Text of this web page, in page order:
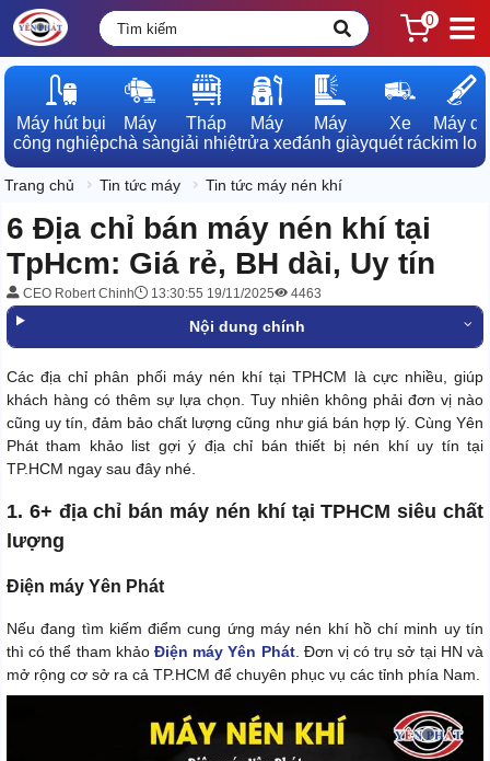
0
Máy hút bụi
công nghiệp
Máy
chà sàn
Tháp
giải nhiệt
Máy
rửa xe
Máy
đánh giày
Xe
quét rác
Máy dò
kim loại
Trang chủ Tin tức máy Tin tức máy nén khí
6 Địa chỉ bán máy nén khí tại
TpHcm: Giá rẻ, BH dài, Uy tín
CEO Robert Chinh 13:30:55 19/11/2025 4463
Nội dung chính
Các địa chỉ phân phối máy nén khí tại TPHCM là cực nhiều, giúp
khách hàng có thêm sự lựa chọn. Tuy nhiên không phải đơn vị nào
cũng uy tín, đảm bảo chất lượng cũng như giá bán hợp lý. Cùng Yên
Phát tham khảo list gợi ý địa chỉ bán thiết bị nén khí uy tín tại
TP.HCM ngay sau đây nhé.
1. 6+ địa chỉ bán máy nén khí tại TPHCM siêu chất
lượng
Điện máy Yên Phát
Nếu đang tìm kiếm điểm cung ứng máy nén khí hồ chí minh uy tín
thì có thể tham khảo Điện máy Yên Phát. Đơn vị có trụ sở tại HN và
mở rộng cơ sở ra cả TP.HCM để chuyên phục vụ các tỉnh phía Nam.